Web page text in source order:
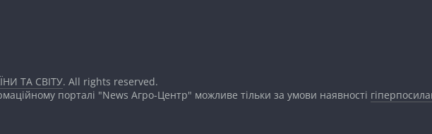
ТА СВІТУ. All rights reserved.
порталі "News Агро-Центр" можливе тільки за умови наявності